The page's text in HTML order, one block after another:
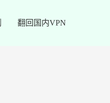
翻回国内VPN